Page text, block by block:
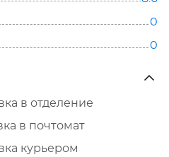
0
0
в отделение
в почтомат
курьером